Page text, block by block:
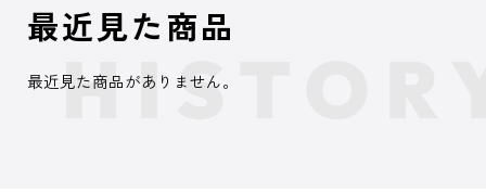
最近見た商品
最近見た商品がありません。